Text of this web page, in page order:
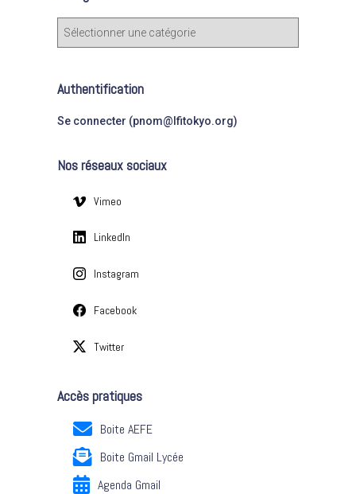
c
e
C
g
o
e
Authentification
Se connecter (pnom@lfitokyo.org)
Nos réseaux sociaux
Vimeo
LinkedIn
Instagram
Facebook
Twitter
Accès pratiques
Boite AEFE
Boite Gmail Lycée
Agenda Gmail